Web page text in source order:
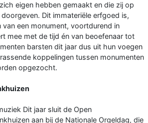
eigen hebben gemaakt en die zij op
Dit immateriële erfgoed is,
van een monument, voortdurend in
mee met de tijd én van beoefenaar tot
barsten dit jaar dus uit hun voegen
koppelingen tussen monumenten
opgezocht.
Dit jaar sluit de Open
aan bij de Nationale Orgeldag, die